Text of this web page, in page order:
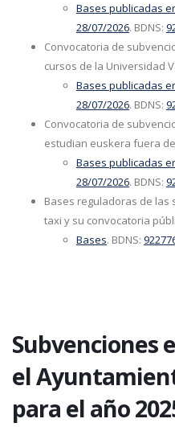
Bases publicadas
28/07/2026. BDNS:
Convocatoria de
cursos de la Universidad
Bases publicadas
28/07/2026. BDNS:
Convocatoria de
estudian euskera fuera
Bases publicadas
28/07/2026. BDNS:
Bases reguladoras de las
taxi y su convocatoria
Bases. BDNS:
Subvenciones
el
para el año